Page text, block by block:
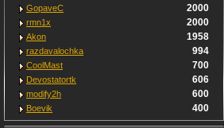
GopaveC 2000
rmn1x 2000
Akon 1958
razdavalochka 994
CoolMast 700
Devostatortk 606
modify2h 600
Boevik 400